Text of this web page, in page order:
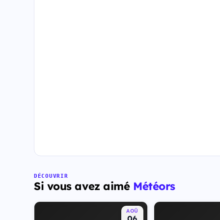
DÉCOUVRIR
Si vous avez aimé Météors
AOÛ